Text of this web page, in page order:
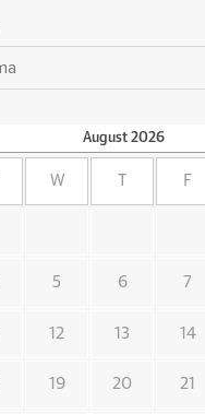
August 2026
W F
5 6 7
12 13 14
19 20 21